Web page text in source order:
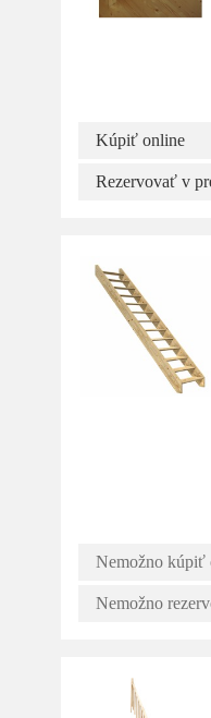
Kúpiť online
Rezervovať v
Nemožno kúpiť
Nemožno